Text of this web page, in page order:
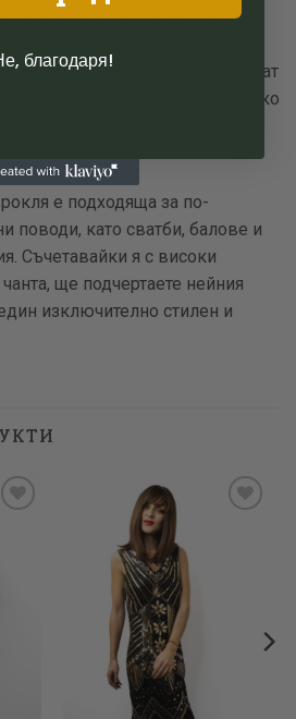
роклята, са сребристи и
повече блясък и стил. Те са
част на роклята, като придават
на визията. Роклята има леко
придава на женските форми
е подходяща за по-
поводи, като сватби, балове и
Съчетавайки я с високи
ще подчертаете нейния
изключително стилен и
благодаря!